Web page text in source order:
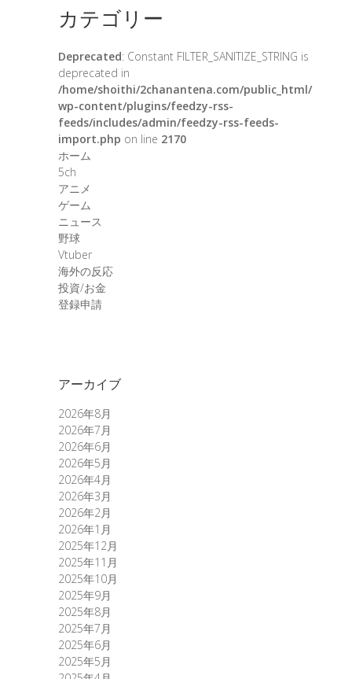
カテゴリー
Deprecated: Constant FILTER_SANITIZE_STRING is
deprecated in
/home/shoithi/2chanantena.com/public_html/
wp-content/plugins/feedzy-rss-
feeds/includes/admin/feedzy-rss-feeds-
import.php on line 2170
ホーム
5ch
アニメ
ゲーム
ニュース
野球
Vtuber
海外の反応
投資/お金
登録申請
アーカイブ
2026年8月
2026年7月
2026年6月
2026年5月
2026年4月
2026年3月
2026年2月
2026年1月
2025年12月
2025年11月
2025年10月
2025年9月
2025年8月
2025年7月
2025年6月
2025年5月